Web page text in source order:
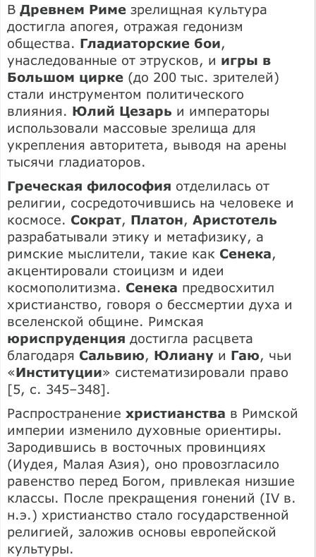
В Древнем Риме зрелищная культура
достигла апогея, отражая гедонизм
общества. Гладиаторские бои,
унаследованные от этрусков, и игры в
Большом цирке (до 200 тыс. зрителей)
стали инструментом политического
влияния. Юлий Цезарь и императоры
использовали массовые зрелища для
укрепления авторитета, выводя на арены
тысячи гладиаторов.
Греческая философия отделилась от
религии, сосредоточившись на человеке и
космосе. Сократ, Платон, Аристотель
разрабатывали этику и метафизику, а
римские мыслители, такие как Сенека,
акцентировали стоицизм и идеи
космополитизма. Сенека предвосхитил
христианство, говоря о бессмертии духа и
вселенской общине. Римская
юриспруденция достигла расцвета
благодаря Сальвию, Юлиану и Гаю, чьи
«Институции» систематизировали право
[5, с. 345–348].
Распространение христианства в Римской
империи изменило духовные ориентиры.
Зародившись в восточных провинциях
(Иудея, Малая Азия), оно провозгласило
равенство перед Богом, привлекая низшие
классы. После прекращения гонений (IV в.
н.э.) христианство стало государственной
религией, заложив основы европейской
культуры.